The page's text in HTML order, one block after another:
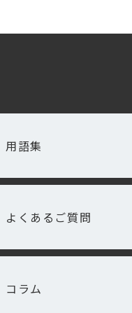
用語集
よくあるご質問
コラム